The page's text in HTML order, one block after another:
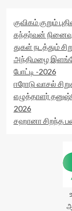
குவிகம் குறும்
கந்தர்வன் நினைவு
துகள் நடத்தும்
அந்திமழை
போட்டி -2026
ஈரோடு வாசல்
எழுத்தாளர்
2026
சஹானா சிறந்த